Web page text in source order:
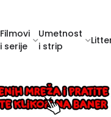
Filmovi
i serije
Umetnost
i strip